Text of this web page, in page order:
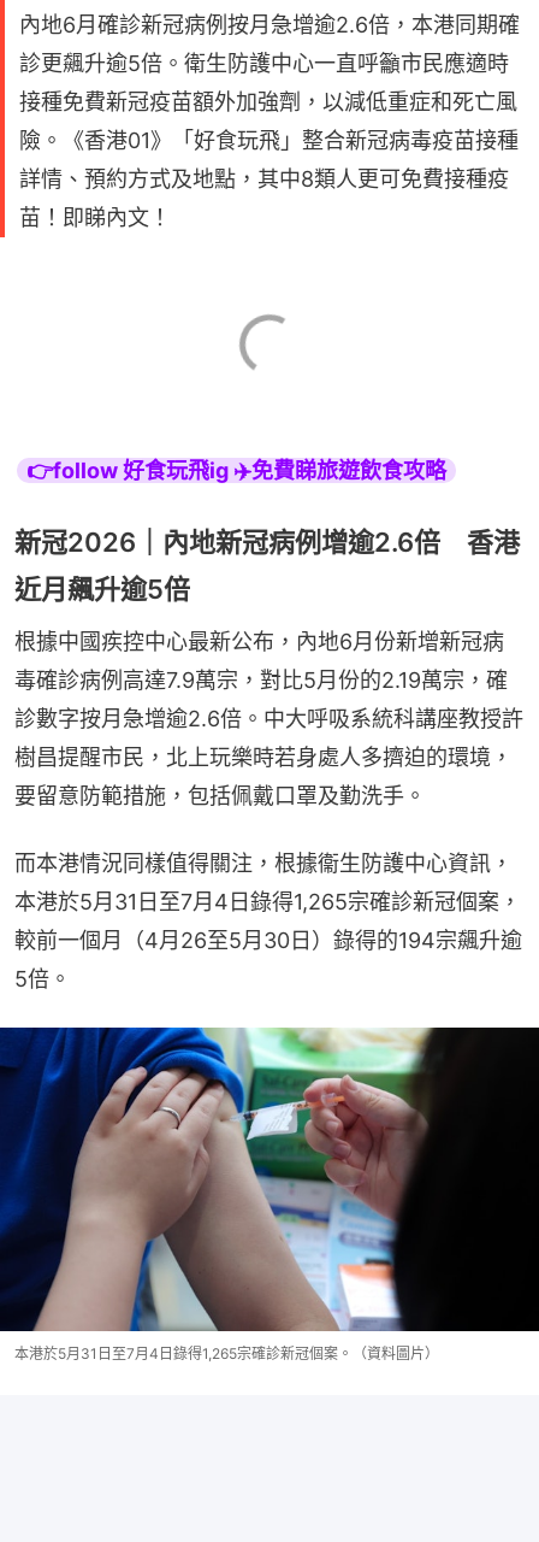
內地6月確診新冠病例按月急增逾2.6倍，本港同期確
診更飆升逾5倍。衛生防護中心一直呼籲市民應適時
接種免費新冠疫苗額外加強劑，以減低重症和死亡風
險。《香港01》「好食玩飛」整合新冠病毒疫苗接種
詳情、預約方式及地點，其中8類人更可免費接種疫
苗！即睇內文！
👉follow 好食玩飛ig ✈️免費睇旅遊飲食攻略
新冠2026｜內地新冠病例增逾2.6倍 香港
近月飆升逾5倍
根據中國疾控中心最新公布，內地6月份新增新冠病
毒確診病例高達7.9萬宗，對比5月份的2.19萬宗，確
診數字按月急增逾2.6倍。中大呼吸系統科講座教授許
樹昌提醒市民，北上玩樂時若身處人多擠迫的環境，
要留意防範措施，包括佩戴口罩及勤洗手。
而本港情況同樣值得關注，根據衞生防護中心資訊，
本港於5月31日至7月4日錄得1,265宗確診新冠個案，
較前一個月（4月26至5月30日）錄得的194宗飆升逾
5倍。
本港於5月31日至7月4日錄得1,265宗確診新冠個案。（資料圖片）